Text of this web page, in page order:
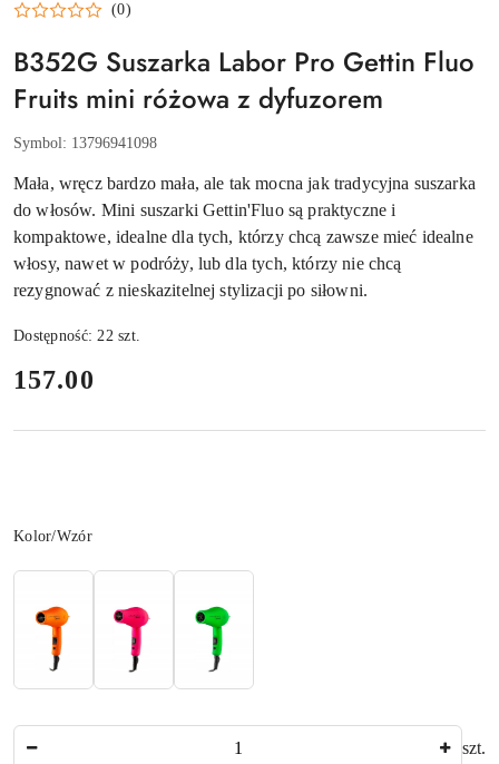
(0)
B352G Suszarka Labor Pro Gettin Fluo
Fruits mini różowa z dyfuzorem
Symbol: 13796941098
Mała, wręcz bardzo mała, ale tak mocna jak tradycyjna suszarka
do włosów. Mini suszarki Gettin'Fluo są praktyczne i
kompaktowe, idealne dla tych, którzy chcą zawsze mieć idealne
włosy, nawet w podróży, lub dla tych, którzy nie chcą
rezygnować z nieskazitelnej stylizacji po siłowni.
Dostępność:22szt.
cena:
157.00
Wariant
Kolor/Wzór
szt.